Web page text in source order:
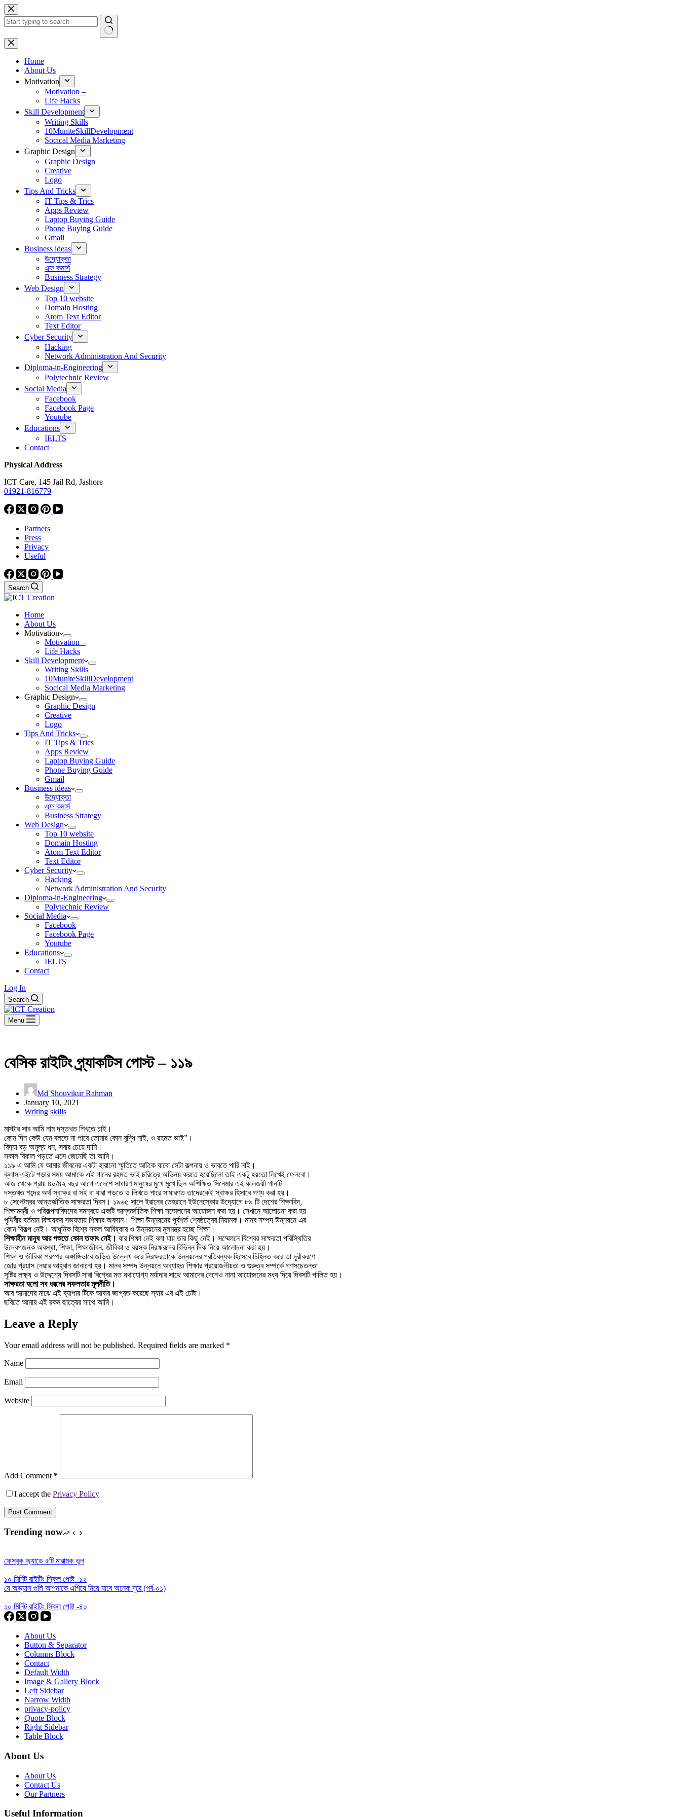
Skip
to
content
No
results
Home
About Us
Motivation
Motivation –
Life Hacks
Skill Development
Writing Skills
10MuniteSkillDevelopment
Socical Media Marketing
Graphic Design
Graphic Design
Creative
Logo
Tips And Tricks
IT Tips & Trics
Apps Review
Laptop Buying Guide
Phone Buying Guide
Gmail
Business ideas
উদ্যোক্তা
এফ কমার্স
Business Strategy
Web Design
Top 10 website
Domain Hosting
Atom Text Editor
Text Editor
Cyber Security
Hacking
Network Administration And Security
Diploma-in-Engineering
Polytechnic Review
Social Media
Facebook
Facebook Page
Youtube
Educations
IELTS
Contact
Physical Address
ICT Care, 145 Jail Rd, Jashore
01921-816779
Partners
Press
Privacy
Useful
Search
Home
About Us
Motivation
Motivation –
Life Hacks
Skill Development
Writing Skills
10MuniteSkillDevelopment
Socical Media Marketing
Graphic Design
Graphic Design
Creative
Logo
Tips And Tricks
IT Tips & Trics
Apps Review
Laptop Buying Guide
Phone Buying Guide
Gmail
Business ideas
উদ্যোক্তা
এফ কমার্স
Business Strategy
Web Design
Top 10 website
Domain Hosting
Atom Text Editor
Text Editor
Cyber Security
Hacking
Network Administration And Security
Diploma-in-Engineering
Polytechnic Review
Social Media
Facebook
Facebook Page
Youtube
Educations
IELTS
Contact
Log In
Search
Menu
বেসিক রাইটিং প্র্যাকটিস পোস্ট – ১১৯
Md Shouvikur Rahman
January 10, 2021
Writing skills
মাস্টার সাব আমি নাম দস্তখত শিখতে চাই।
কোন দিন কেউ যেন বলতে না পারে তোমার কোন বুদ্ধি নাই, ও রহমত ভাই”।
বিদ্যা বড় অমুল্য ধন, সবার চেয়ে দামি।
সকাল বিকাল পড়তে এসে জেনেছি তা আমি।
১১৯ এ আমি যে আমার জীবনের একটা হারানো স্মৃতিতে আটকে যাবো সেটা কল্পনায় ও ভাবতে পারি নাই।
ক্লাস এইটে পড়ার সময় আমাকে এই গানের রহমত ভাই চরিত্রে অভিনয় করতে হয়েছিলো তাই একটু হয়তো লিখেই ফেলবো।
আজ থেকে প্রায় ৪০/৪২ বছর আগে এদেশে সাধারণ মানুষের মুখে মুখে ছিল অশিক্ষিত সিনেমার এই কালজয়ী গানটি।
দস্তখত শব্দের অর্থ স্বাক্ষর বা সই বা যারা পড়তে ও লিখতে পারে সাধারণত তাদেরকেই স্বাক্ষর হিসাবে গণ্য করা হয়।
৮ সেপ্টেম্বর আন্তর্জাতিক সাক্ষরতা দিবস। ১৯৬৫ সালে ইরানের তেহরানে ইউনেস্কোর উদ্যোগে ৮৯ টি দেশের শিক্ষাবিদ,
শিক্ষামন্ত্রী ও পরিকল্পনাবিদদের সমন্বয়ে একটি আন্তর্জাতিক শিক্ষা সম্মেলনের আয়োজন করা হয়। সেখানে আলোচনা করা হয়
পৃথিবীর বর্তমান বিস্ময়কর সভ্যতায় শিক্ষার অবদান। শিক্ষা উন্নয়নের পূর্বশর্ত শ্রেষ্ঠত্বের নিয়ামক। মানব সম্পদ উন্নয়নে এর
কোন বিকল্প নেই। আধুনিক বিশ্বে সকল আবিষ্কার ও উন্নয়নের মূূলমন্ত্র হচ্ছে শিক্ষা।
শিক্ষাহীন মানুষ আর পশুতে কোন তফাৎ নেই। যার শিক্ষা নেই বলা যায় তার কিছু নেই। সম্মেলনে বিশ্বের সাক্ষরতা পরিস্থিতির
উদ্বেগজনক অবস্থা, শিক্ষা, শিক্ষাজীবন, জীবিকা ও বয়স্ক নিরক্ষরদের বিভিন্ন দিক নিয়ে আলোচনা করা হয়।
শিক্ষা ও জীবিকা পরস্পর অঙ্গাঙ্গিভাবে জড়িত উল্লেখ করে নিরক্ষরতাকে উন্নয়নের প্রতিবন্ধক হিসেবে চিহ্নিত করে তা দূরীকরণে
জোর প্রয়াস নেয়ার আহ্বান জানানো হয়। মানব সম্পদ উন্নয়নে অব্যাহত শিক্ষার প্রয়োজনীয়তা ও গুরুত্ব সম্পর্কে গণসচেতনতা
সৃষ্টির লক্ষ্য ও উদ্দেশ্যে দিবসটি সারা বিশ্বের মত যথাযোগ্য মর্যাদার সাথে আমাদের দেশেও নানা আয়োজনের মধ্য দিয়ে দিবসটি পালিত হয়।
সাক্ষরতা হলো সব ধরনের সফলতার মূলনীতি।
আর আমাদের মাঝে এই ব্যাপার টিকে আবার জাগ্রত করেছে স্যার এর এই চেষ্টা।
ছবিতে আমার এই রকম ছাত্রের সাথে আমি।
Leave a Reply
Your email address will not be published. Required fields are marked *
Name
Email
Website
Add Comment *
I accept the Privacy Policy
Post Comment
Trending now
ফেসবুক অ্যাডে ৫টি মারাত্মক ভুল
১০ মিনিট রাইটিং স্কিল পোষ্ট -১২
যে অভ্যাস গুলি আপনাকে এগিয়ে নিয়ে যাবে অনেক দূরে (পর্ব-০১)
১০ মিনিট রাইটিং স্কিল পোষ্ট -৪০
About Us
Button & Separator
Columns Block
Contact
Default Width
Image & Gallery Block
Left Sidebar
Narrow Width
privacy-policy
Quote Block
Right Sidebar
Table Block
About Us
About Us
Contact Us
Our Partners
Useful Information